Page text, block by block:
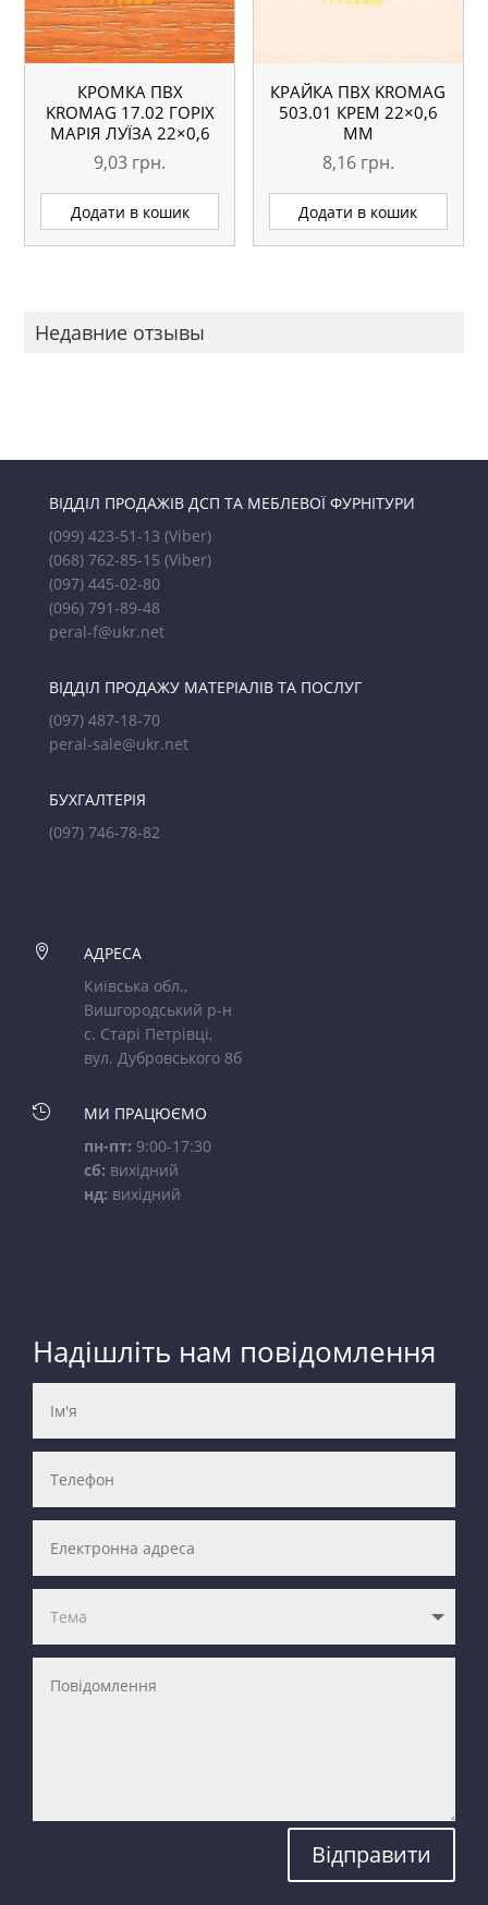
КРОМКА ПВХ
KROMAG 17.02 ГОРІХ
МАРІЯ ЛУЇЗА 22×0,6
ММ
9,03 грн.
Додати в кошик
КРАЙКА ПВХ KROMAG
503.01 КРЕМ 22×0,6
ММ
8,16 грн.
Додати в кошик
Недавние отзывы
ВІДДІЛ ПРОДАЖІВ ДСП ТА МЕБЛЕВОЇ ФУРНІТУРИ
(099) 423-51-13 (Viber)
(068) 762-85-15 (Viber)
(097) 445-02-80
(096) 791-89-48
peral-f@ukr.net
ВІДДІЛ ПРОДАЖУ МАТЕРІАЛІВ ТА ПОСЛУГ
(097) 487-18-70
peral-sale@ukr.net
БУХГАЛТЕРІЯ
(097) 746-78-82

АДРЕСА
Київська обл.,
Вишгородський р-н
с. Старі Петрівці,
вул. Дубровського 8б

МИ ПРАЦЮЄМО
пн-пт: 9:00-17:30
сб: вихідний
нд: вихідний
Надішліть нам повідомлення
Відправити